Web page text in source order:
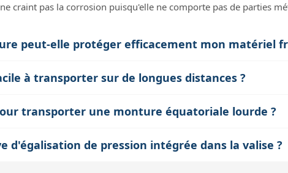
craint pas la corrosion puisqu'elle ne comporte pas de parties
peut-elle protéger efficacement mon matériel
Cette protection sur mesure est essentielle pour amortir les
lors de déplacements en terrain accidenté ou en avion.
à transporter sur de longues distances ?
de la gamme Elephant permettent l'ajout d'un chariot à
le transport dans des aéroports ou lors de randonnées.
transporter une monture équatoriale lourde ?
prendre en compte le poids total et vérifier que la monture
d'égalisation de pression intégrée dans la valise ?